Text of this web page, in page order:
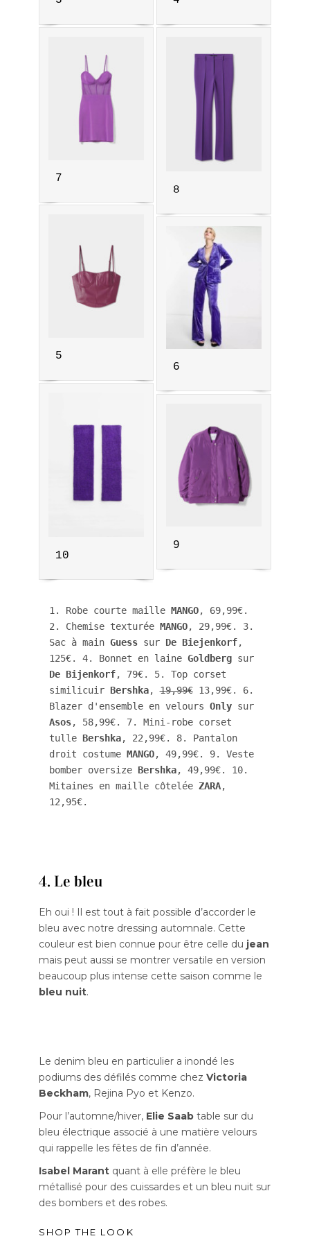
7
8
5
6
10
9
1. Robe courte maille MANGO, 69,99€.
2. Chemise texturée MANGO, 29,99€. 3.
Sac à main Guess sur De Biejenkorf,
125€. 4. Bonnet en laine Goldberg
sur
De Bijenkorf, 79€. 5. Top corset
similicuir Bershka, 19,99€ 13,99€. 6.
Blazer d'ensemble en velours Only
sur
Asos, 58,99€. 7. Mini-robe corset
tulle Bershka, 22,99€. 8. Pantalon
droit costume MANGO, 49,99€. 9. Veste
bomber oversize Bershka, 49,99€. 10.
Mitaines en maille côtelée ZARA,
12,95€.
4. Le bleu
Eh oui ! Il est tout à fait possible d’accorder le
bleu avec notre dressing automnale. Cette
couleur est bien connue pour être celle du jean
mais peut aussi se montrer versatile en version
beaucoup plus intense cette saison comme le
bleu nuit.
Le denim bleu en particulier a inondé les
podiums des défilés comme chez Victoria
Beckham, Rejina Pyo et Kenzo.
Pour l’automne/hiver, Elie Saabtable sur du
bleu électrique associé à une matière velours
qui rappelle les fêtes de fin d’année.
Isabel Marantquant à elle préfère le bleu
métallisé pour des cuissardes et un bleu nuit sur
des bombers et des robes.
SHOP THE LOOK